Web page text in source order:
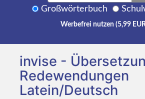
Großwörterbuch
Werbefrei nutzen (5,99
invise -
Redewendungen
Latein/Deutsch